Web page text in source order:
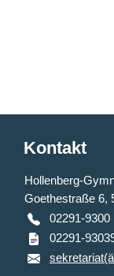
Kontakt
Hollenberg-
Goethestraße 6,
02291-9300
02291-